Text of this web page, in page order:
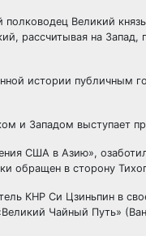
полководец Великий
рассчитывая на Запад,
истории публичным
и Западом выступает
США в Азию»,
обращен в сторону
КНР Си Цзиньпин в
Чайный Путь»